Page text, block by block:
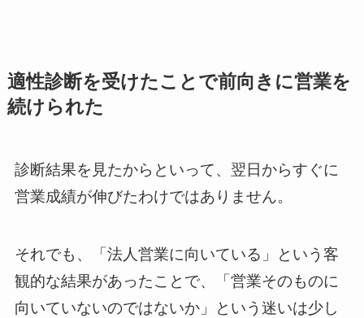
適性診断を受けたことで前向きに営業を
続けられた
診断結果を見たからといって、翌日からすぐに
営業成績が伸びたわけではありません。
それでも、「法人営業に向いている」という客
観的な結果があったことで、「営業そのものに
向いていないのではないか」という迷いは少し